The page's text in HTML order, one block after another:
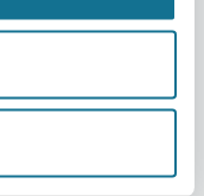
с нами